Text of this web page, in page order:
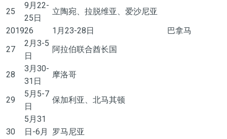
25
9月22-
25日
立陶宛、拉脱维亚、爱沙尼亚
201926 1月23-28日
巴拿马
27
2月3-5
日
阿拉伯联合酋长国
28
3月30-
31日
摩洛哥
29
5月5-7
日
保加利亚、北马其顿
30
5月31
日-6月
罗马尼亚